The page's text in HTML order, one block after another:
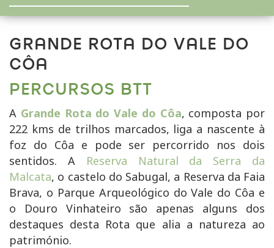
GRANDE ROTA DO VALE DO
CÔA
PERCURSOS BTT
A Grande Rota do Vale do Côa, composta por
222 kms de trilhos marcados, liga a nascente à
foz do Côa e pode ser percorrido nos dois
sentidos. A Reserva Natural da Serra da
Malcata, o castelo do Sabugal, a Reserva da Faia
Brava, o Parque Arqueológico do Vale do Côa e
o Douro Vinhateiro são apenas alguns dos
destaques desta Rota que alia a natureza ao
património.